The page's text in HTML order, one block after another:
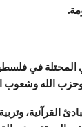
المحتلة في
الله وشعوب
القرآنية،